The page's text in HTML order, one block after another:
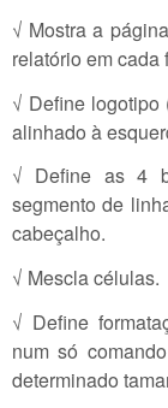
√ Mostra a
relatório em cada
√ Define logotipo
alinhado à
√ Define as 4
segmento de
cabeçalho.
√ Mescla células.
√ Define
num só
determinado